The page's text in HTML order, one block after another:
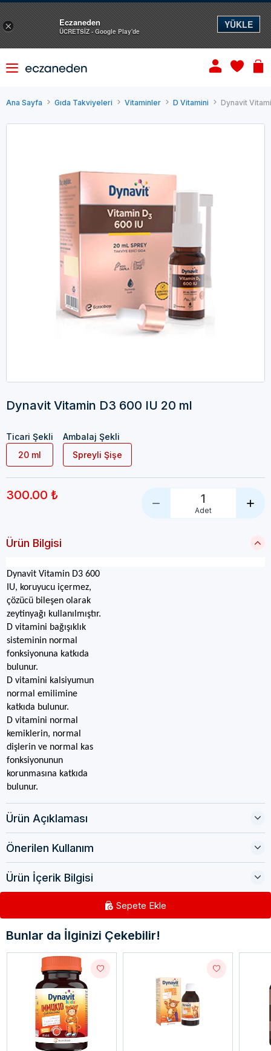
Ana Sayfa Gıda Takviyeleri Vitaminler D Vitamini Dynavit
Dynavit Vitamin D3 600 IU 20 ml
Ticari Şekli
20 ml
Ambalaj Şekli
Spreyli Şişe
300.00 ₺ 1
Adet
Ürün Bilgisi
Dynavit Vitamin D3 600
IU, koruyucu içermez,
çözücü bileşen olarak
zeytinyağı kullanılmıştır.
D vitamini bağışıklık
sisteminin normal
fonksiyonuna katkıda
bulunur.
D vitamini kalsiyumun
normal emilimine
katkıda bulunur.
D vitamini normal
kemiklerin, normal
dişlerin ve normal kas
fonksiyonunun
korunmasına katkıda
bulunur.
Ürün Açıklaması
Önerilen Kullanım
Ürün İçerik Bilgisi
Sepete Ekle
Bunlar da İlginizi Çekebilir!
× Eczaneden
ÜCRETSİZ - Google Play'de
YÜKLE